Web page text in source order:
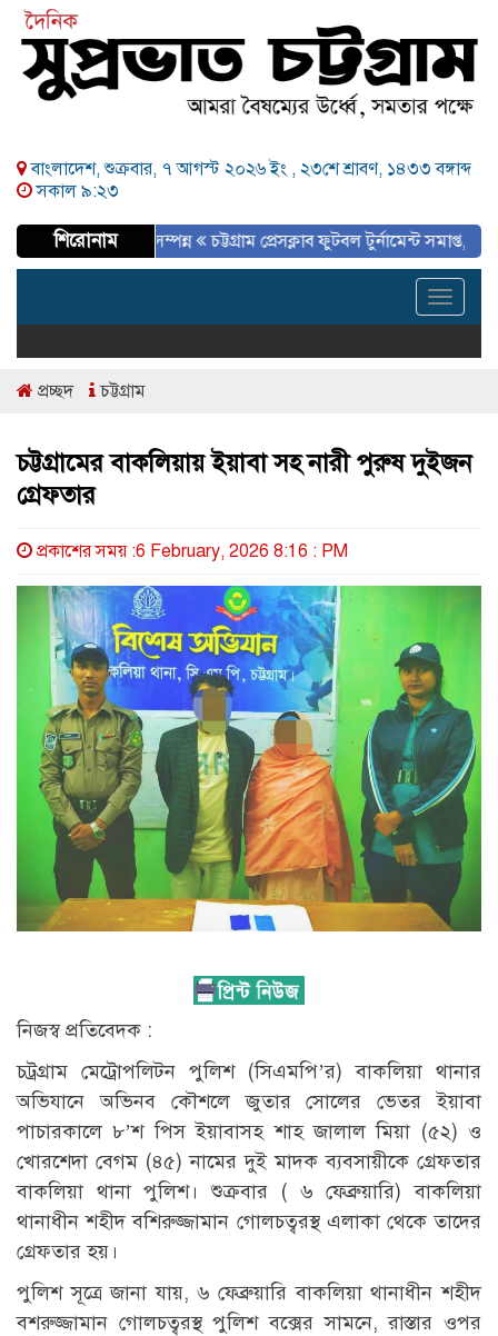
বাংলাদেশ, শুক্রবার, ৭ আগস্ট ২০২৬ ইং , ২৩শে শ্রাবণ, ১৪৩৩ বঙ্গাব্দ
সকাল ৯:২৩
শিরোনাম
সপ্তাহ সম্পন্ন চট্টগ্রাম প্রেসক্লাব ফুটবল টুর্নামেন্ট সমাপ্ত, প্রিন্ট ও
Toggle
প্রচ্ছদ চট্টগ্রাম
চট্টগ্রামের বাকলিয়ায় ইয়াবা সহ নারী পুরুষ দুইজন
গ্রেফতার
প্রকাশের সময় :6 February, 2026 8:16 : PM
নিজস্ব প্রতিবেদক :
চট্রগ্রাম মেট্রোপলিটন পুলিশ (সিএমপি’র) বাকলিয়া থানার
অভিযানে অভিনব কৌশলে জুতার সোলের ভেতর ইয়াবা
পাচারকালে ৮’শ পিস ইয়াবাসহ শাহ জালাল মিয়া (৫২) ও
খোরশেদা বেগম (৪৫) নামের দুই মাদক ব্যবসায়ীকে গ্রেফতার
বাকলিয়া থানা পুলিশ। শুক্রবার ( ৬ ফেব্রুয়ারি) বাকলিয়া
থানাধীন শহীদ বশিরুজ্জামান গোলচত্বরস্থ এলাকা থেকে তাদের
গ্রেফতার হয়।
পুলিশ সূত্রে জানা যায়, ৬ ফেব্রুয়ারি বাকলিয়া থানাধীন শহীদ
বশরুজ্জামান গোলচত্বরস্থ পুলিশ বক্সের সামনে, রাস্তার ওপর